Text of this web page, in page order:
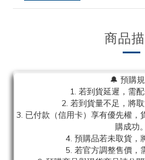
商品
🔔 預購
1. 若到貨延遲，需配
2. 若到貨量不足，將取
3. 已付款（信用卡）享有優先權，
購成功。
4. 預購品若未取貨，
5. 若官方調整售價，